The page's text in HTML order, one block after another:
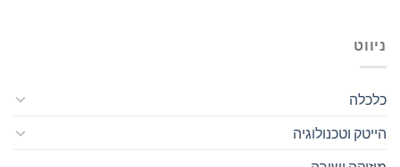
ניווט
כלכלה
הייטק וטכנולוגיה